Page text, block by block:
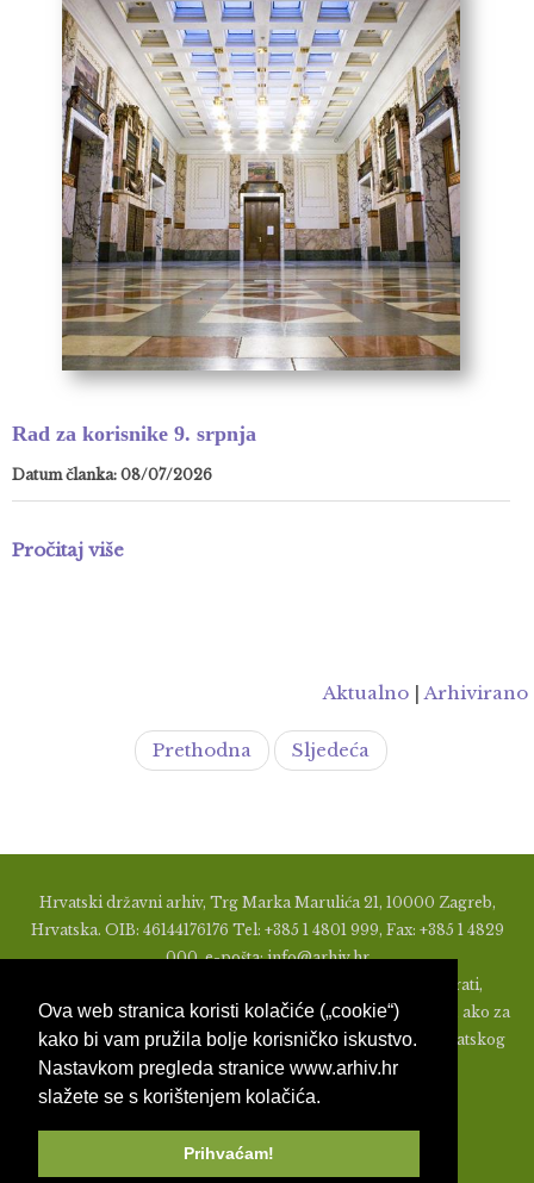
Ova web stranica koristi kolačiće („cookie“)
kako bi vam pružila bolje korisničko iskustvo.
Nastavkom pregleda stranice www.arhiv.hr
slažete se s korištenjem kolačića.
Prihvaćam!
Rad za korisnike 9. srpnja
Datum članka: 08/07/2026
Pročitaj više
Aktualno |Arhivirano
Prethodna Sljedeća
Hrvatski državni arhiv, Trg Marka Marulića 21, 10000 Zagreb,
Hrvatska. OIB: 46144176176 Tel: +385 1 4801 999, Fax: +385 1 4829
000, e-pošta: info@arhiv.hr
Zabranjeno je u bilo kojem obliku objavljivati, distribuirati,
mijenjati ili na ikoji način koristiti materijale s ovih stranica, ako za
to nije prethodno izdato pismeno odobrenje od strane Hrvatskog
državnog arhiva.